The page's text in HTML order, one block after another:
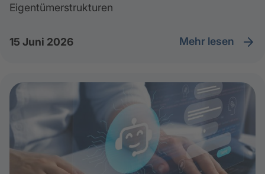
Eigentümerstrukturen
15 Juni 2026 Mehr lesen